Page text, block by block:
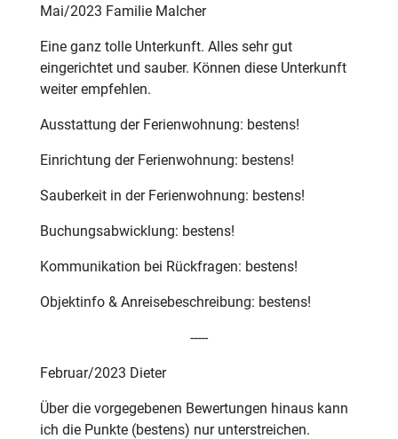
Mai/2023 Familie Malcher
Eine ganz tolle Unterkunft. Alles sehr gut
eingerichtet und sauber. Können diese Unterkunft
weiter empfehlen.
Ausstattung der Ferienwohnung: bestens!
Einrichtung der Ferienwohnung: bestens!
Sauberkeit in der Ferienwohnung: bestens!
Buchungsabwicklung: bestens!
Kommunikation bei Rückfragen: bestens!
Objektinfo & Anreisebeschreibung: bestens!
-----
Februar/2023 Dieter
Über die vorgegebenen Bewertungen hinaus kann
ich die Punkte (bestens) nur unterstreichen.